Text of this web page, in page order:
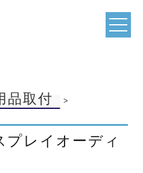
品取付 >
プレイオーディ